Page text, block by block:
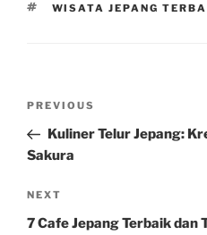
TAGS
WISATA JEPANG
Previous
Post
PREVIOUS
Kuliner Telur Jepang:
Sakura
Next
Post
NEXT
7 Cafe Jepang Terbaik dan